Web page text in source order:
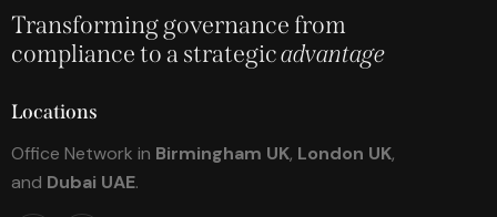
Transforming governance from
compliance to a strategicadvantage
Locations
Office Network in Birmingham UK, London UK,
and Dubai UAE.